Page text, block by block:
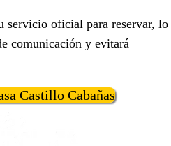
servicio oficial para reservar, lo
comunicación y evitará
Castillo Cabañas